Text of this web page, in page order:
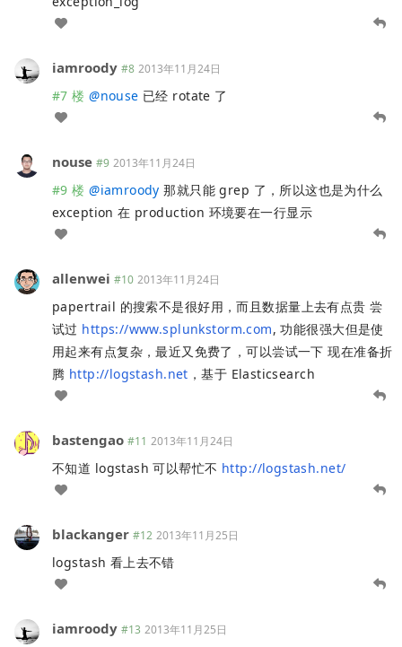
iamroody #8 2013年11月24日
#7 楼 @nouse 已经 rotate 了
nouse #9 2013年11月24日
#9 楼 @iamroody 那就只能 grep 了，所以这也是为什么
exception 在 production 环境要在一行显示
allenwei #10 2013年11月24日
papertrail 的搜索不是很好用，而且数据量上去有点贵 尝
试过 https://www.splunkstorm.com, 功能很强大但是使
用起来有点复杂，最近又免费了，可以尝试一下 现在准备折
腾 http://logstash.net ，基于 Elasticsearch
bastengao #11 2013年11月24日
不知道 logstash 可以帮忙不 http://logstash.net/
blackanger #12 2013年11月25日
logstash 看上去不错
iamroody #13 2013年11月25日